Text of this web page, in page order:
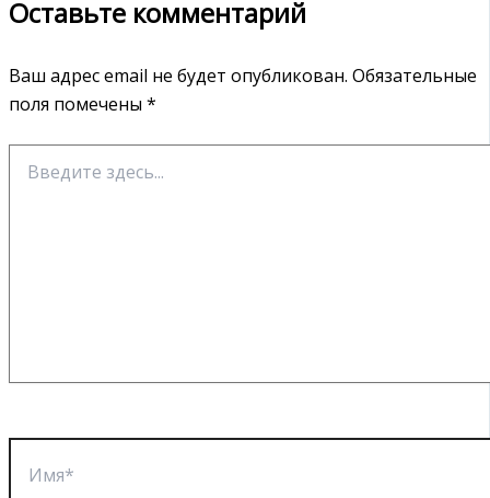
Оставьте комментарий
Ваш адрес email не будет опубликован. Обязательные
поля помечены *
здесь...